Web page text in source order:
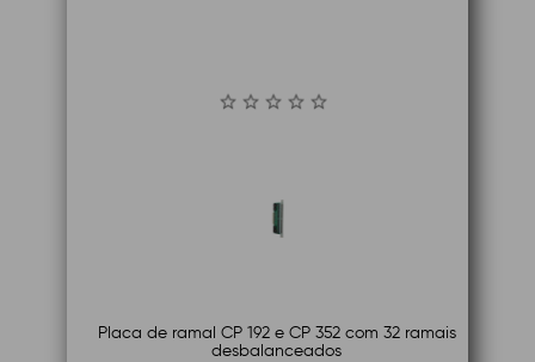
Placa de ramal CP 192 e CP 352 com 32 ramais
desbalanceados